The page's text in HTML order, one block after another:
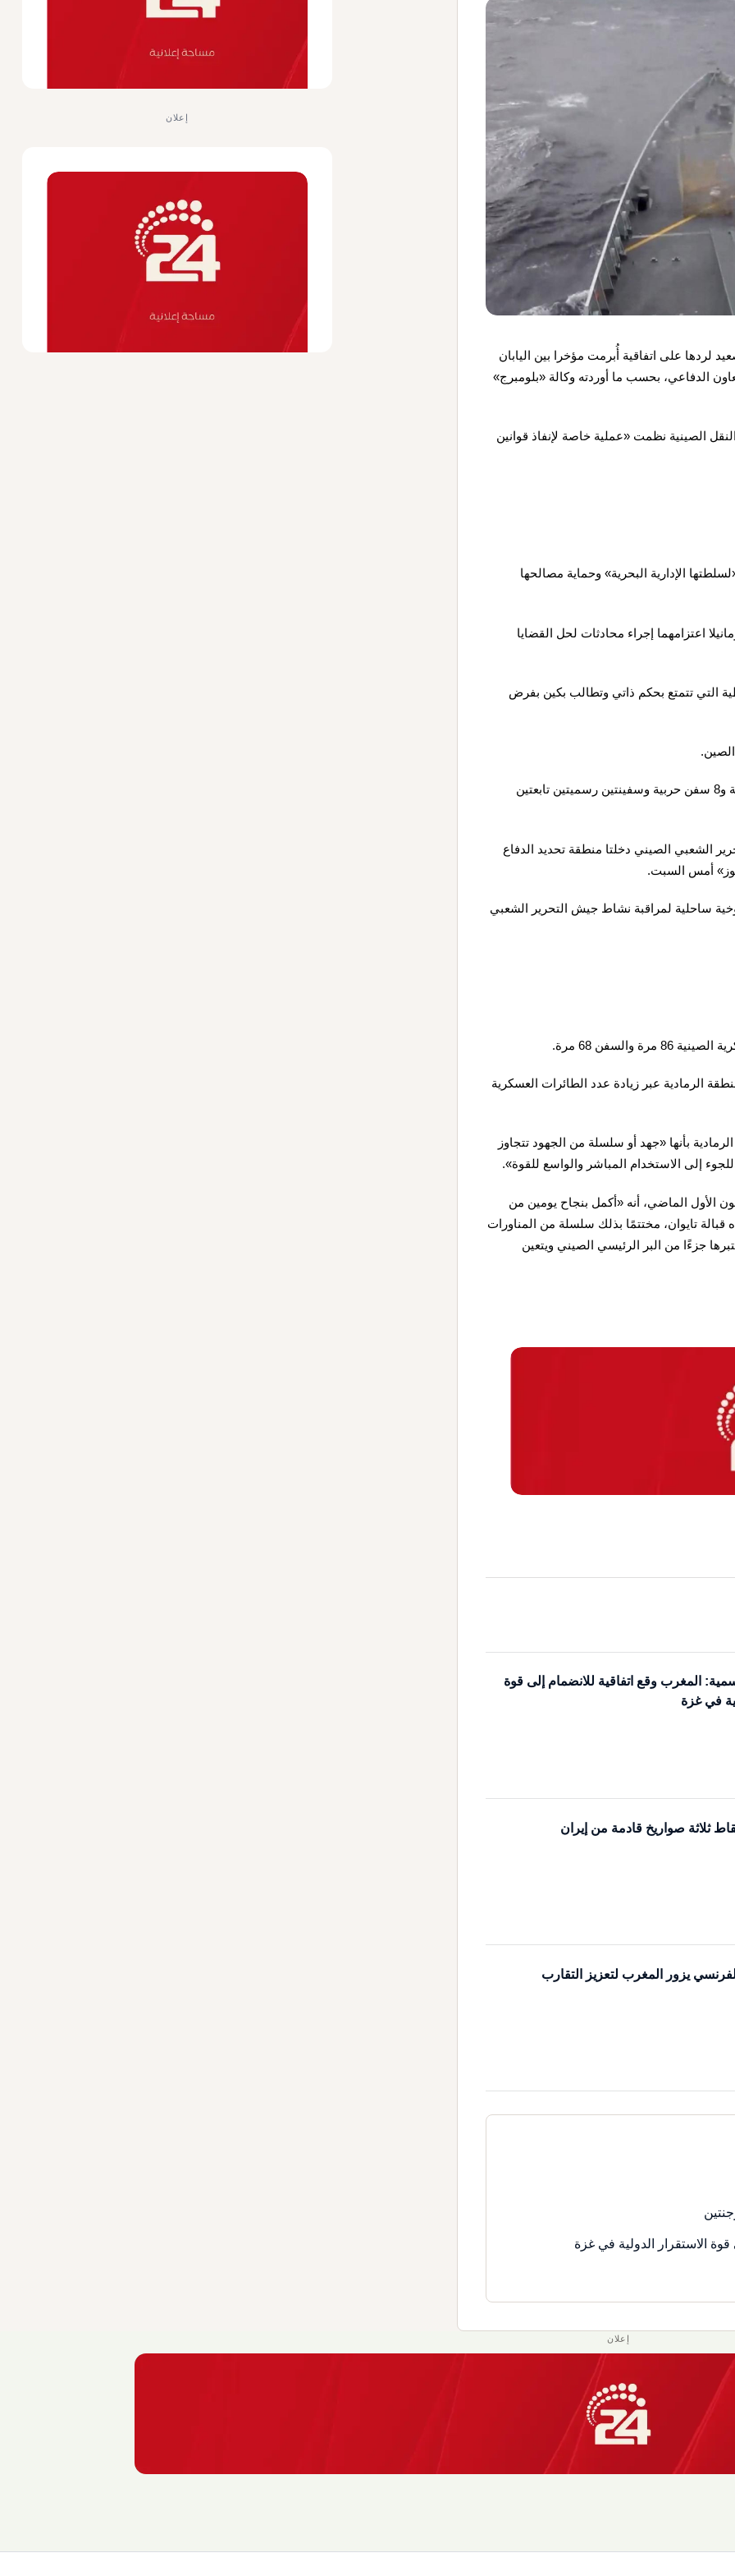
لردها على اتفاقية أُبرمت مؤخرا بين اليابان
الدفاعي، بحسب ما أوردته وكالة «بلومبرج»
الصينية نظمت «عملية خاصة لإنفاذ قوانين
الإدارية البحرية» وحماية مصالحها
اعتزامهما إجراء محادثات لحل القضايا
التي تتمتع بحكم ذاتي وتطالب بكين بفرض
وكانت وزارة الدفاع الوطني في تايوان رصدت 22 طائرة عسكرية و8 سفن حربية وسفينتين رسميتين تابعتين
طائرة تابعة لجيش التحرير الشعبي الصيني دخلتا منطقة تحديد الدفاع
أمس السبت.
ساحلية لمراقبة نشاط جيش التحرير الشعبي
68 مرة.
المنطقة الرمادية عبر زيادة عدد الطائرات العسكرية
بأنها «جهد أو سلسلة من الجهود تتجاوز
إلى الاستخدام المباشر والواسع للقوة».
الصيني قد أعلن، في 31 ديسمبر/كانون الأول الماضي، أنه «أكمل بنجاح يومين من
قبالة تايوان، مختتمًا بذلك سلسلة من المناورات
جزءًا من البر الرئيسي الصيني ويتعين
المغرب وقع اتفاقية للانضمام إلى قوة
في غزة
ثلاثة صواريخ قادمة من إيران
يزور المغرب لتعزيز التقارب
الاستقرار الدولية في غزة
إعلان
إعلان